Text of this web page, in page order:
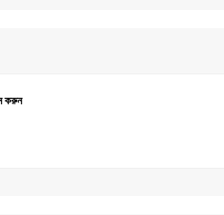
করুন